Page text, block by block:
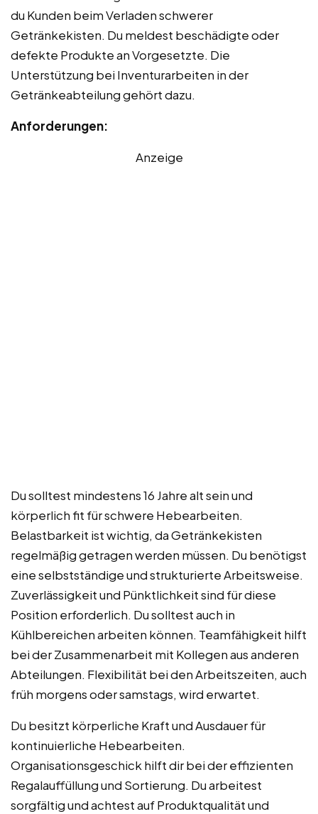
du Kunden beim Verladen schwerer
Getränkekisten. Du meldest beschädigte oder
defekte Produkte an Vorgesetzte. Die
Unterstützung bei Inventurarbeiten in der
Getränkeabteilung gehört dazu.
Anforderungen:
Anzeige
Du solltest mindestens 16 Jahre alt sein und
körperlich fit für schwere Hebearbeiten.
Belastbarkeit ist wichtig, da Getränkekisten
regelmäßig getragen werden müssen. Du benötigst
eine selbstständige und strukturierte Arbeitsweise.
Zuverlässigkeit und Pünktlichkeit sind für diese
Position erforderlich. Du solltest auch in
Kühlbereichen arbeiten können. Teamfähigkeit hilft
bei der Zusammenarbeit mit Kollegen aus anderen
Abteilungen. Flexibilität bei den Arbeitszeiten, auch
früh morgens oder samstags, wird erwartet.
Du besitzt körperliche Kraft und Ausdauer für
kontinuierliche Hebearbeiten.
Organisationsgeschick hilft dir bei der effizienten
Regalauffüllung und Sortierung. Du arbeitest
sorgfältig und achtest auf Produktqualität und